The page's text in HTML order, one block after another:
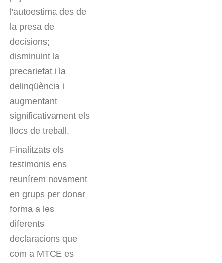
l'autoestima des de
la presa de
decisions;
disminuint la
precarietat i la
delinqüència i
augmentant
significativament els
llocs de treball.
Finalitzats els
testimonis ens
reunírem novament
en grups per donar
forma a les
diferents
declaracions que
com a MTCE es